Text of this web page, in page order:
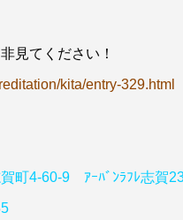
見てください！
kita/entry-329.html
町4-60-9 ｱｰﾊﾞﾝﾗﾌﾚ志賀